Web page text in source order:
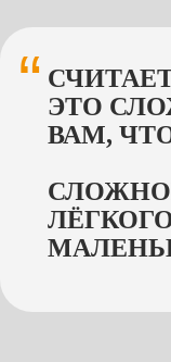
“ ЭТО
ВАМ,
работы систем
УРОК 7
ЦЕНООБРАЗОВАНИЕ
ценообразования
рынке могут быть
за ними стоит